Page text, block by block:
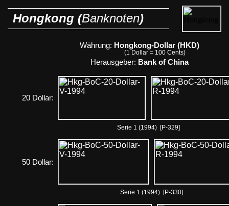
Hongkong (Banknoten)
Währung: Hongkong-Dollar (HKD)
(1 Dollar = 100 Cents)
Herausgeber: Bank of China
20 Dollar:
Serie 1 (1994) [P-329]
50 Dollar:
Serie 1 (1994) [P-330]